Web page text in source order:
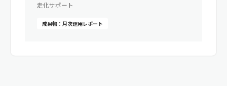
走化サポート
成果物：月次運用レポート